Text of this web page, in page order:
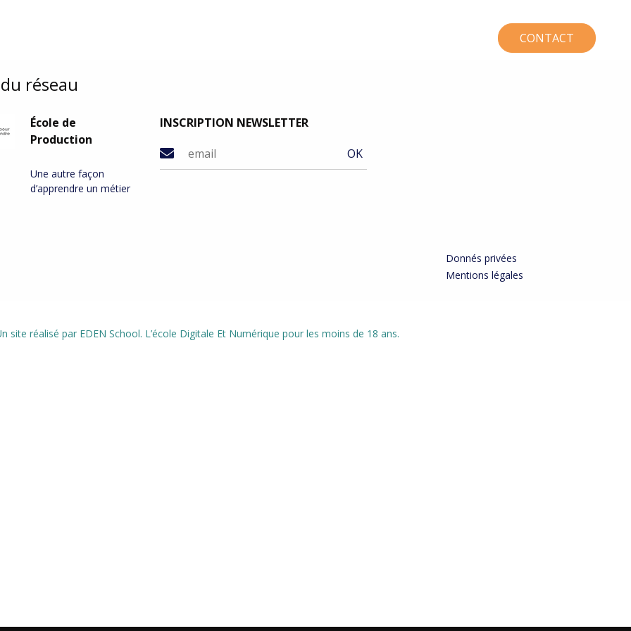
CONTACT
réseau
École de
Production
Une autre façon
d’apprendre un métier
INSCRIPTION NEWSLETTER
Donnés privées
Mentions légales
site réalisé par EDEN School. L’école Digitale Et Numérique pour les moins de 18 ans.